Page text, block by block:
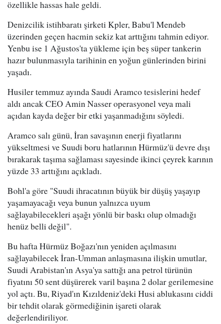
özellikle hassas hale geldi.
Denizcilik istihbaratı şirketi Kpler, Babu'l Mendeb
üzerinden geçen hacmin sekiz kat arttığını tahmin ediyor.
Yenbu ise 1 Ağustos'ta yükleme için beş süper tankerin
hazır bulunmasıyla tarihinin en yoğun günlerinden birini
yaşadı.
Husiler temmuz ayında Saudi Aramco tesislerini hedef
aldı ancak CEO Amin Nasser operasyonel veya mali
açıdan kayda değer bir etki yaşanmadığını söyledi.
Aramco salı günü, İran savaşının enerji fiyatlarını
yükseltmesi ve Suudi boru hatlarının Hürmüz'ü devre dışı
bırakarak taşıma sağlaması sayesinde ikinci çeyrek karının
yüzde 33 arttığını açıkladı.
Bohl'a göre "Suudi ihracatının büyük bir düşüş yaşayıp
yaşamayacağı veya bunun yalnızca uyum
sağlayabilecekleri aşağı yönlü bir baskı olup olmadığı
henüz belli değil".
Bu hafta Hürmüz Boğazı'nın yeniden açılmasını
sağlayabilecek İran-Umman anlaşmasına ilişkin umutlar,
Suudi Arabistan'ın Asya'ya sattığı ana petrol türünün
fiyatını 50 sent düşürerek varil başına 2 dolar gerilemesine
yol açtı. Bu, Riyad'ın Kızıldeniz'deki Husi ablukasını ciddi
bir tehdit olarak görmediğinin işareti olarak
değerlendiriliyor.